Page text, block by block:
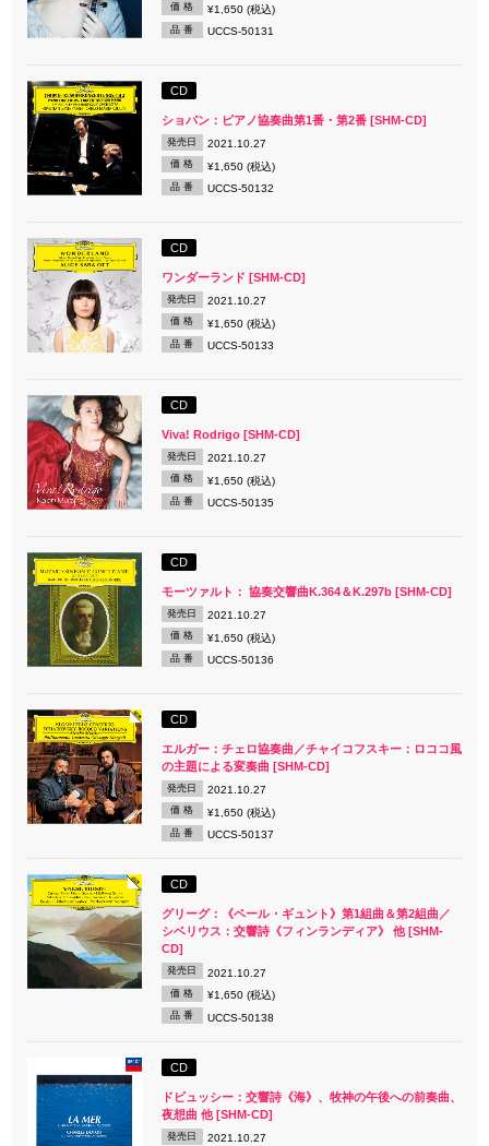
価 格 ¥1,650 (税込)
品 番 UCCS-50131
CD
ショパン：ピアノ協奏曲第1番・第2番 [SHM-CD]
発売日 2021.10.27
価 格 ¥1,650 (税込)
品 番 UCCS-50132
CD
ワンダーランド [SHM-CD]
発売日 2021.10.27
価 格 ¥1,650 (税込)
品 番 UCCS-50133
CD
Viva! Rodrigo [SHM-CD]
発売日 2021.10.27
価 格 ¥1,650 (税込)
品 番 UCCS-50135
CD
モーツァルト： 協奏交響曲K.364＆K.297b [SHM-CD]
発売日 2021.10.27
価 格 ¥1,650 (税込)
品 番 UCCS-50136
CD
エルガー：チェロ協奏曲／チャイコフスキー：ロココ風
の主題による変奏曲 [SHM-CD]
発売日 2021.10.27
価 格 ¥1,650 (税込)
品 番 UCCS-50137
CD
グリーグ：《ペール・ギュント》第1組曲＆第2組曲／
シベリウス：交響詩《フィンランディア》 他 [SHM-
CD]
発売日 2021.10.27
価 格 ¥1,650 (税込)
品 番 UCCS-50138
CD
ドビュッシー：交響詩《海》、牧神の午後への前奏曲、
夜想曲 他 [SHM-CD]
発売日 2021.10.27